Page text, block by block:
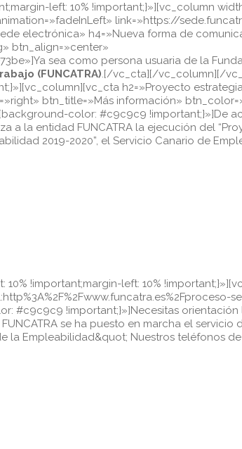
left: 10% !important;}»][vc_column
link=»https://
electrónica» h4=»Nueva forma de
btn_align=»center»
sea como persona usuaria de la
(FUNCATRA).[/vc_cta][/vc_column][/
h2=»Proyecto
btn_title=»Más información»
color: #c9c9c9 !important;}»]De
a la entidad FUNCATRA la ejecución del
2019-2020”, el Servicio Canario de
!important;margin-left: 10%
#c9c9c9 !important;}»]Necesitas
se ha puesto en marcha el
la Empleabilidad&quot; Nuestros teléfonos